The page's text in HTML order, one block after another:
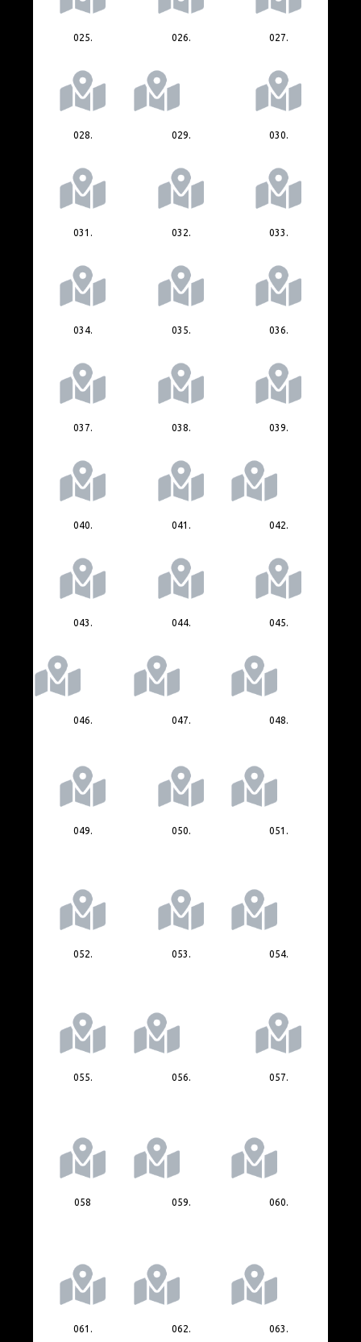
025. 026. 027.
028. 029. 030.
031. 032. 033.
034. 035. 036.
037. 038. 039.
040. 041. 042.
043. 044. 045.
046. 047. 048.
049. 050. 051.
052. 053. 054.
055. 056. 057.
058 059. 060.
061. 062. 063.